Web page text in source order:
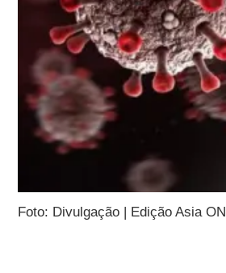
Foto: Divulgação | Edição Asia ON